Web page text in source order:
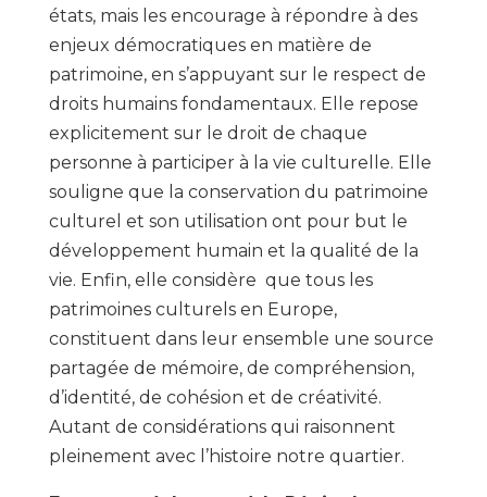
états, mais les encourage à répondre à des
enjeux démocratiques en matière de
patrimoine, en s’appuyant sur le respect de
droits humains fondamentaux. Elle repose
explicitement sur le droit de chaque
personne à participer à la vie culturelle. Elle
souligne que la conservation du patrimoine
culturel et son utilisation ont pour but le
développement humain et la qualité de la
vie. Enfin, elle considère que tous les
patrimoines culturels en Europe,
constituent dans leur ensemble une source
partagée de mémoire, de compréhension,
d’identité, de cohésion et de créativité.
Autant de considérations qui raisonnent
pleinement avec l’histoire notre quartier.